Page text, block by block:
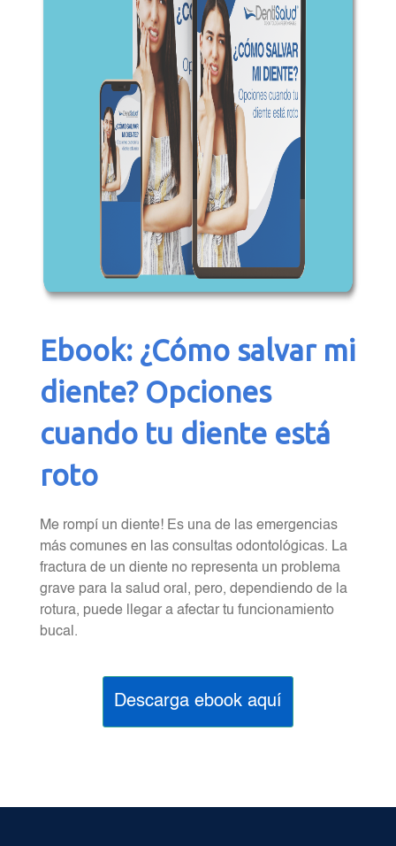
Ebook: ¿Cómo salvar mi
diente? Opciones
cuando tu diente está
roto
Me rompí un diente! Es una de las emergencias
más comunes en las consultas odontológicas. La
fractura de un diente no representa un problema
grave para la salud oral, pero, dependiendo de la
rotura, puede llegar a afectar tu funcionamiento
bucal.
Descarga ebook aquí